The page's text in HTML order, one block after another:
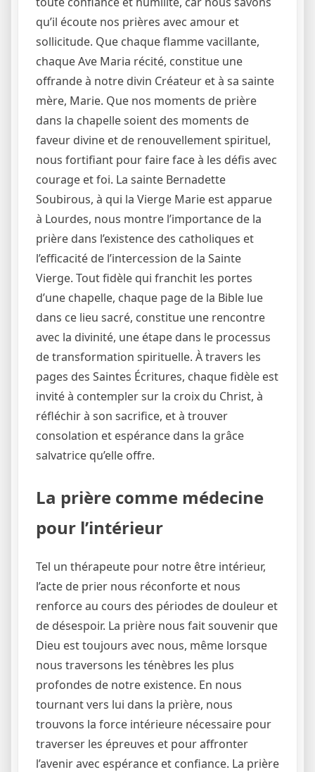
qu’il écoute nos prières avec amour et
sollicitude. Que chaque flamme vacillante,
chaque Ave Maria récité, constitue une
offrande à notre divin Créateur et à sa sainte
mère, Marie. Que nos moments de prière
dans la chapelle soient des moments de
faveur divine et de renouvellement spirituel,
nous fortifiant pour faire face à les défis avec
courage et foi. La sainte Bernadette
Soubirous, à qui la Vierge Marie est apparue
à Lourdes, nous montre l’importance de la
prière dans l’existence des catholiques et
l’efficacité de l’intercession de la Sainte
Vierge. Tout fidèle qui franchit les portes
d’une chapelle, chaque page de la Bible lue
dans ce lieu sacré, constitue une rencontre
avec la divinité, une étape dans le processus
de transformation spirituelle. À travers les
pages des Saintes Écritures, chaque fidèle est
invité à contempler sur la croix du Christ, à
réfléchir à son sacrifice, et à trouver
consolation et espérance dans la grâce
salvatrice qu’elle offre.
La prière comme médecine
pour l’intérieur
Tel un thérapeute pour notre être intérieur,
l’acte de prier nous réconforte et nous
renforce au cours des périodes de douleur et
de désespoir. La prière nous fait souvenir que
Dieu est toujours avec nous, même lorsque
nous traversons les ténèbres les plus
profondes de notre existence. En nous
tournant vers lui dans la prière, nous
trouvons la force intérieure nécessaire pour
traverser les épreuves et pour affronter
l’avenir avec espérance et confiance. La prière